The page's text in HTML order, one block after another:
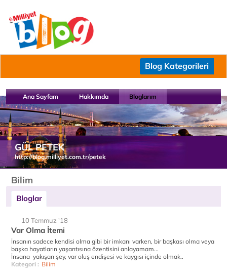
Blog Kategorileri
Ana Sayfam Hakkımda Bloglarım
GÜL PETEK
http://blog.milliyet.com.tr/petek
Bilim
Bloglar
10 Temmuz '18
Var Olma İtemi
İnsanın sadece kendisi olma gibi bir imkanı varken, bir başkası olma veya
başka hayatların yaşantısına özentisini anlayamam...
İnsana yakışan şey, var oluş endişesi ve kaygısı içinde olmak..
Kategori : Bilim